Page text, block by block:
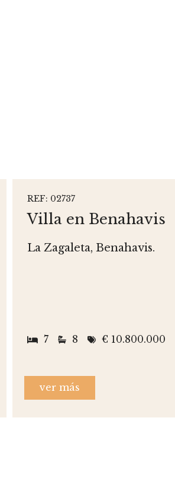
REF: 02737
Villa en Benahavis
La Zagaleta, Benahavis.
7 8 € 10.800.000
ver más